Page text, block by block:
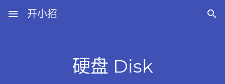
menu 开小招 
硬盘 Disk